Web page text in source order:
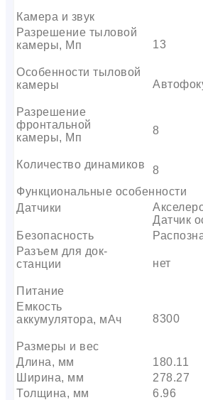
Камера и звук
Разрешение тыловой
камеры, Мп
13
Особенности тыловой
камеры
Разрешение
фронтальной
камеры, Мп
8
Количество динамиков
8
Функциональные особенности
Датчики
Датчик
Безопасность
Разъем для док-
станции
нет
Питание
Емкость
аккумулятора, мАч
8300
Размеры и вес
Длина, мм
180.11
Ширина, мм
278.27
Толщина, мм
6.96